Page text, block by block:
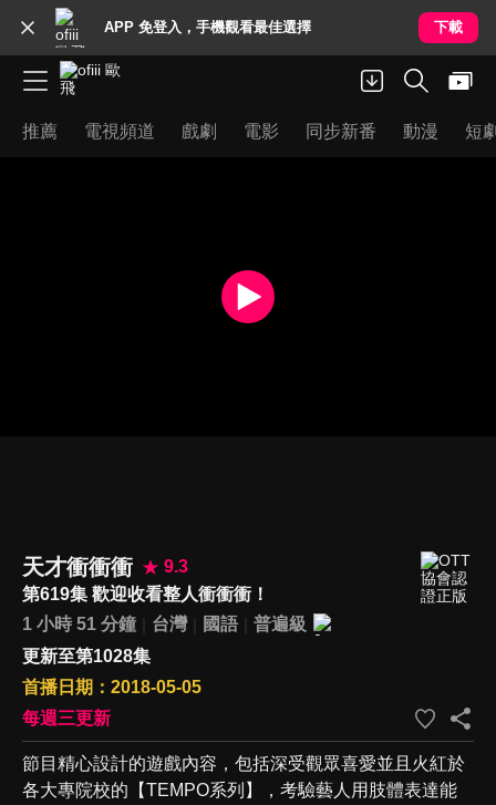
APP 免登入，手機觀看最佳選擇 下載
推薦 電視頻道 戲劇 電影 同步新番 動漫 短
天才衝衝衝
9.3
第619集 歡迎收看整人衝衝衝！
1 小時 51 分鐘
台灣 國語
普遍級
更新至第1028集
首播日期：2018-05-05
每週三更新
節目精心設計的遊戲內容，包括深受觀眾喜愛並且火紅於
各大專院校的【TEMPO系列】，考驗藝人用肢體表達能